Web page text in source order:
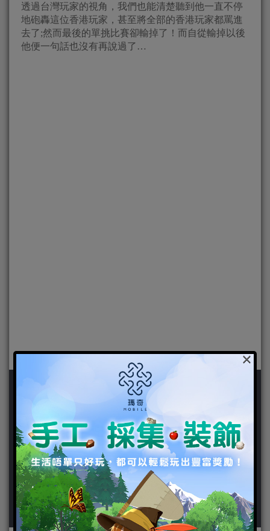
透過台灣玩家的視角，我們也能清楚聽到他一直不停
地砲轟這位香港玩家，甚至將全部的香港玩家都罵進
去了;然而最後的單挑比賽卻輸掉了！而自從輸掉以後
他便一句話也沒有再說過了…
作者：民國
×